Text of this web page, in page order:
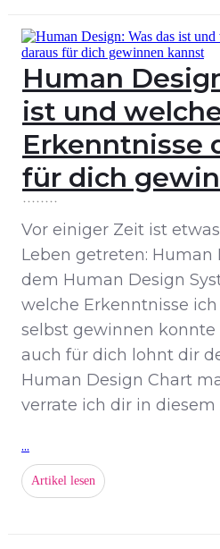
Human
ist und
Erkenntnisse
für dich
Vor einiger Zeit ist
Leben getreten: Human
dem Human Design
welche Erkenntnisse
selbst gewinnen konnte
auch für dich lohnt dir
Human Design Chart
verrate ich dir in diesem
...
Artikel lesen